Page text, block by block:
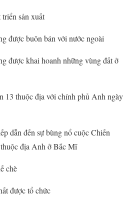
sản xuất
được buôn bán với nước ngoài
được khai hoanh những vùng đất ở
13 thuộc địa với chính phủ Anh ngày
dẫn đến sự bùng nổ cuộc Chiến
địa Anh ở Bắc Mĩ
chè
được tổ chức